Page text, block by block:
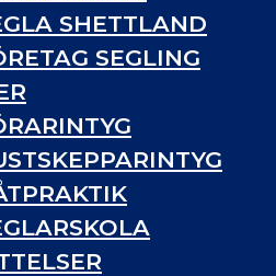
SHETTLAND
SEGLING